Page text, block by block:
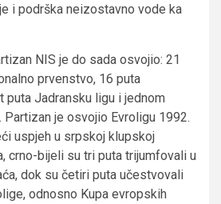
i podrška neizostavno vode ka
NIS je do sada osvojio: 21
prvenstvo, 16 puta
puta Jadransku ligu i jednom
Partizan je osvojio Evroligu 1992.
uspjeh u srpskoj klupskoj
crno-bijeli su tri puta trijumfovali u
dok su četiri puta učestvovali
odnosno Kupa evropskih